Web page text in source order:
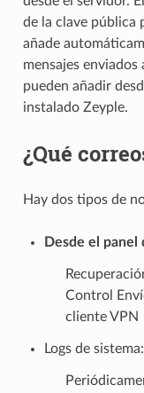
de la clave pública
añade
mensajes enviados
pueden añadir
instalado Zeyple.
¿Qué
Hay dos tipos de
Desde el panel
Control
cliente VPN
Logs de sistema: